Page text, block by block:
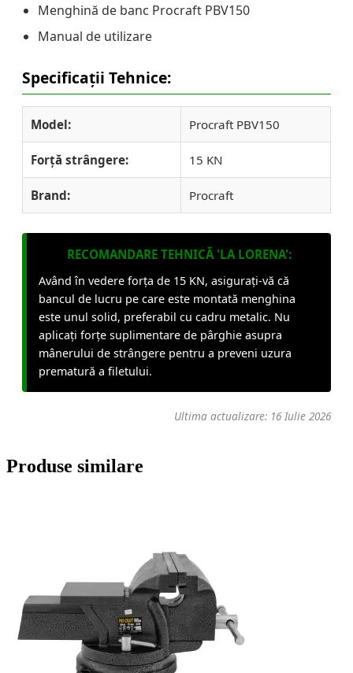
Menghină de banc Procraft PBV150
Manual de utilizare
Specificații Tehnice:
Model: Procraft PBV150
Forță strângere: 15 KN
Brand: Procraft
RECOMANDARE TEHNICĂ 'LA LORENA':
Având în vedere forța de 15 KN, asigurați-vă că
bancul de lucru pe care este montată menghina
este unul solid, preferabil cu cadru metalic. Nu
aplicați forțe suplimentare de pârghie asupra
mânerului de strângere pentru a preveni uzura
prematură a filetului.
Ultima actualizare: 16 Iulie 2026
Produse similare